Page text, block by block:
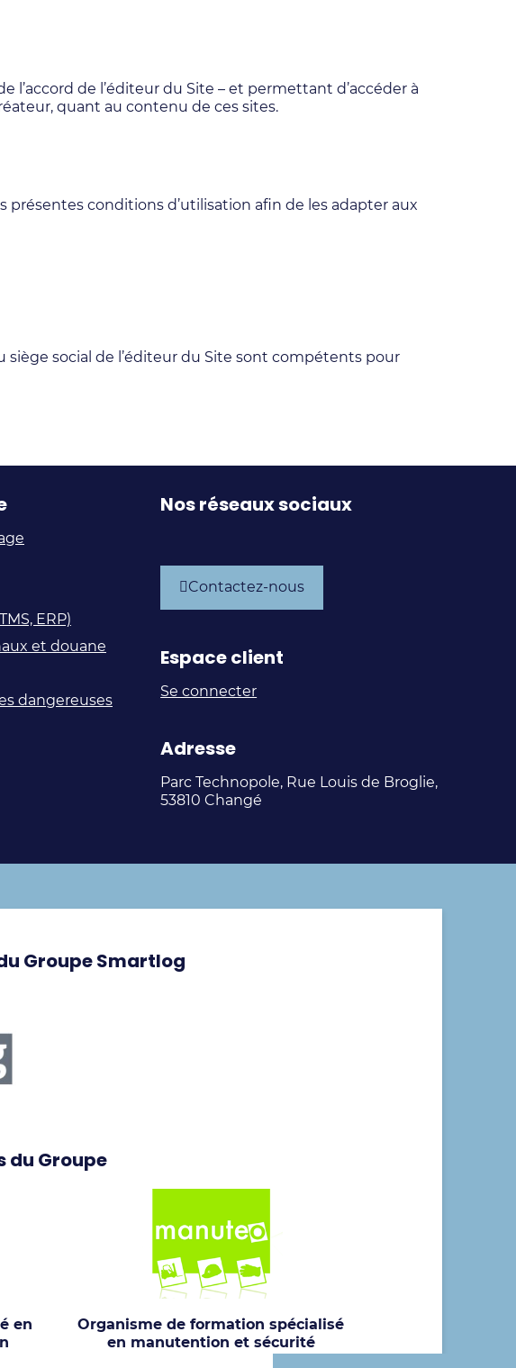
l’accord de l’éditeur du Site – et permettant d’accéder à
quant au contenu de ces sites.
présentes conditions d’utilisation afin de les adapter aux
siège social de l’éditeur du Site sont compétents pour
ERP)
et douane
dangereuses
Nos réseaux sociaux
Chain
Experts
sur
LinkedIn
Chain
Experts
sur
Facebook
Chain
Experts
sur
Instagram
Chain
Experts
sur
Youtube
Contactez-nous
Espace client
Se connecter
Adresse
Parc Technopole, Rue Louis de Broglie,
53810 Changé
Groupe Smartlog
du Groupe
en
Organisme de formation spécialisé
en manutention et sécurité